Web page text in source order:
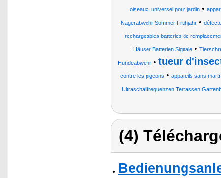
oiseaux, universel pour jardin•
Nagerabwehr Sommer Frühjahr•
rechargeables batteries de
Häuser Batterien Signale •
Hundeabwehr• tueur
contre les pigeons • appareils sans
Ultraschallfrequenzen Terrassen
(4)